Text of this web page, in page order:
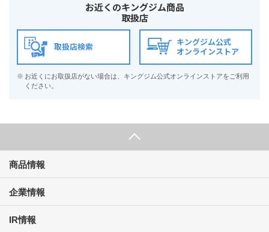
お近くのキングジム商品
取扱店
取扱店検索
キングジム公式
オンラインストア
※ お近くにお取扱店がない場合は、キングジム公式オンラインストアをご利用
ください。
商品情報
企業情報
IR情報